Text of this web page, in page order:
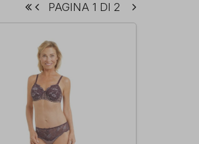
PAGINA 1 DI 2